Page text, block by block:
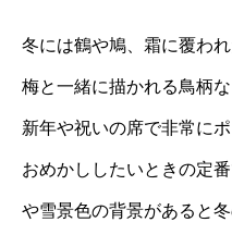
冬には鶴や鳩、霜に覆わ
梅と一緒に描かれる鳥柄
新年や祝いの席で非常に
おめかししたいときの定
や雪景色の背景があると